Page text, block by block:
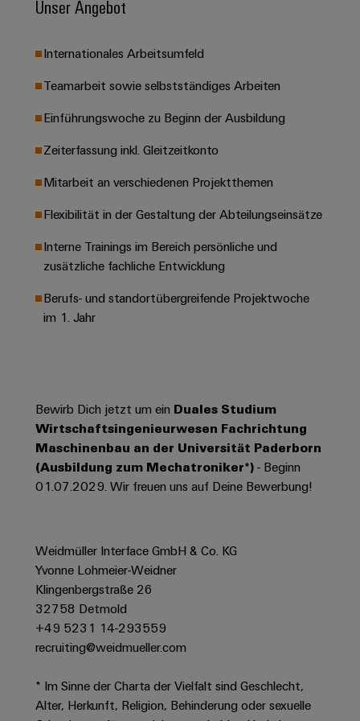
Schaltschrankbau
Moderne
digitale
für
Mobilitat
Bahnverkehr
Schiffbau
Verbindungslösungen
für
maritime
für
die
Wasser-
und
Abwasserindustrie
Schlüsseltechnologie
für
die
Energiewende
Windenergie
Effizienter
von
Leiterplattensteckverbinder
Leiterplattenklemmen
PCB
Services
Original
Equipment
(OEM)
AI
Remote
&
Cloud-
Service
Platform
Werkstatt
&
Automaten
Software
Markierer
Cabinet
Infrastructure
Assemblierungsservice
Bestückte
Klemmenleisten
Distribution
Unser Angebot
Internationales Arbeitsumfeld
Teamarbeit sowie selbstständiges Arbeiten
Einführungswoche zu Beginn der Ausbildung
Zeiterfassung inkl. Gleitzeitkonto
Mitarbeit an verschiedenen Projektthemen
Flexibilität in der Gestaltung der Abteilungseinsätze
Interne Trainings im Bereich persönliche und
zusätzliche fachliche Entwicklung
Berufs- und standortübergreifende Projektwoche
im 1. Jahr
Bewirb Dich jetzt um ein Duales Studium
Wirtschaftsingenieurwesen Fachrichtung
Maschinenbau an der Universität Paderborn
(Ausbildung zum Mechatroniker*) - Beginn
01.07.2029. Wir freuen uns auf Deine Bewerbung!
Weidmüller Interface GmbH & Co. KG
Yvonne Lohmeier-Weidner
Klingenbergstraße 26
32758 Detmold
+49 5231 14-293559
recruiting@weidmueller.com
* Im Sinne der Charta der Vielfalt sind Geschlecht,
Alter, Herkunft, Religion, Behinderung oder sexuelle